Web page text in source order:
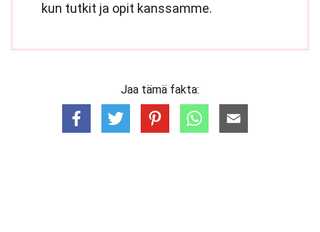
kun tutkit ja opit kanssamme.
Jaa tämä fakta: